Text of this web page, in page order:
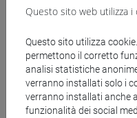
Prima di ogni
leggere un articolo
readings' su Moodle).
Questo sito web utilizza i
Questo sito utilizza
permettono il corretto
analisi statistiche
verranno installati solo i
verranno installati anche
funzionalità dei social